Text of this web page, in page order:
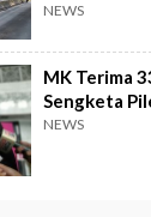
NEWS
MK Terima
Sengketa
NEWS